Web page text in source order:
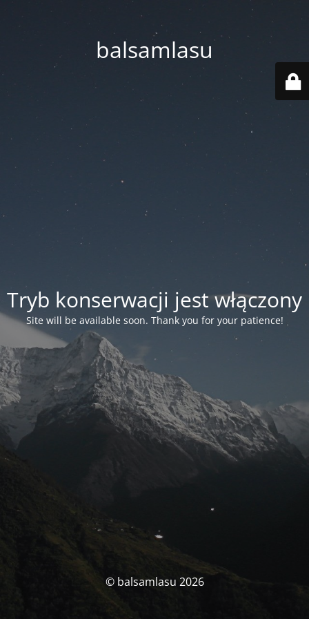
balsamlasu
Tryb konserwacji jest włączony
Site will be available soon. Thank you for your patience!
© balsamlasu 2026